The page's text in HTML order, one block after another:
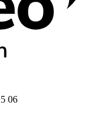
06